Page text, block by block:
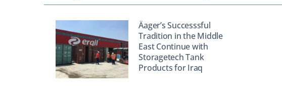
Äager’s Successsful
Tradition in the Middle
East Continue with
Storagetech Tank
Products for Iraq